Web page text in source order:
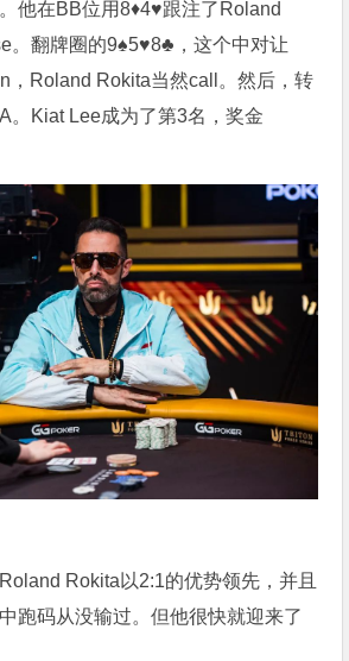
他在BB位用8♦4♥跟注了Roland
。翻牌圈的9♠5♥8♣，这个中对让
，Roland Rokita当然call。然后，转
。Kiat Lee成为了第3名，奖金
Rokita以2:1的优势领先，并且
跑码从没输过。但他很快就迎来了